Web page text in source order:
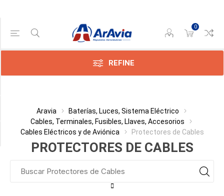
0
REFINE
Aravia
Baterías, Luces, Sistema Eléctrico
Cables, Terminales, Fusibles, Llaves, Accesorios
Cables Eléctricos y de Aviónica
Protectores de Cables
PROTECTORES DE CABLES
Gama de precios
Min:$0.00
Categoría
Fabricante